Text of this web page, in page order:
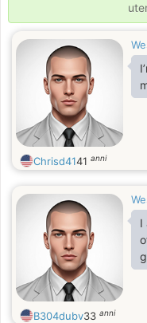
Chrisd4141 anni
I
of West
B304dubv33 anni